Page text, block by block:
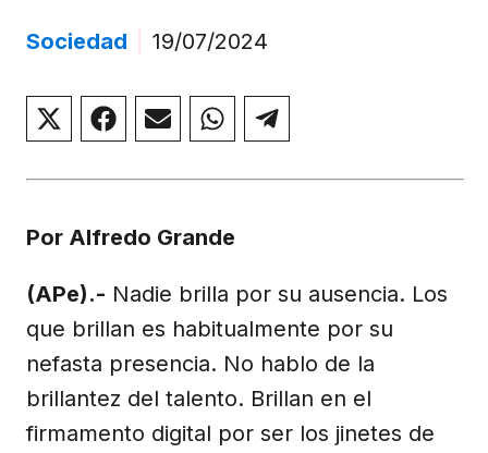
Sociedad 19/07/2024
Compartir
en
(Twitter)
Compartir
en
Compartir
en
Compartir
en
Compartir
en
Por Alfredo Grande
(APe).- Nadie brilla por su ausencia. Los
que brillan es habitualmente por su
nefasta presencia. No hablo de la
brillantez del talento. Brillan en el
firmamento digital por ser los jinetes de